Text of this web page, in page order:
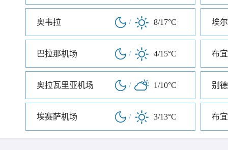
奥韦拉 / 8/17°C 埃
巴拉那机场 / 4/15°C
奥拉瓦里亚机场 / 1/10°C 别
埃赛萨机场 / 3/13°C 布